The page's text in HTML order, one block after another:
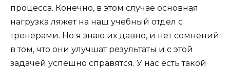
процесса. Конечно, в этом случае основная
нагрузка ляжет на наш учебный отдел с
тренерами. Но я знаю их давно, и нет сомнений
в том, что они улучшат результаты и с этой
задачей успешно справятся. У нас есть такой